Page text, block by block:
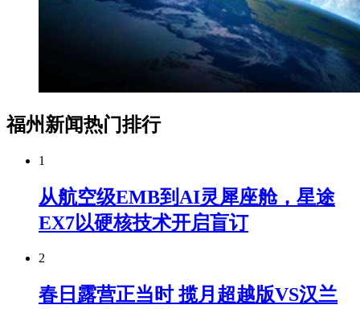
福州新闻热门排行
1
从航空级EMB到AI灵犀座舱，星途
EX7以硬核技术开启盲订
2
春日露营正当时 揽月超越版VS汉兰